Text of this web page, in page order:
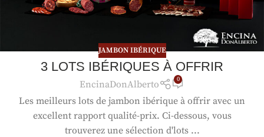
JAMBON IBÉRIQUE
3 LOTS IBÉRIQUES À OFFRIR
EncinaDonAlberto 0
Les meilleurs lots de jambon ibérique à offrir avec un
excellent rapport qualité-prix. Ci-dessous, vous
trouverez une sélection d'lots ...